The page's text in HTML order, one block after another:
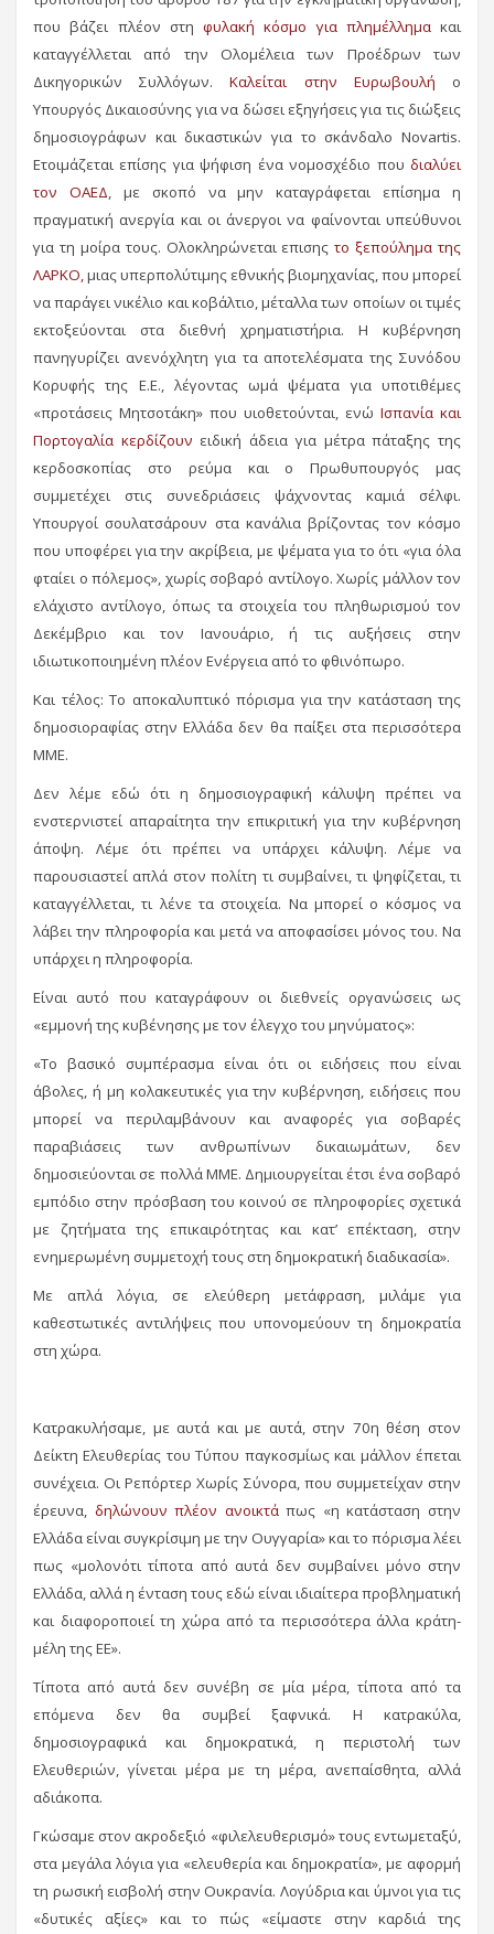
που βάζει πλέον στη φυλακή κόσμο για πλημέλλημακαι
καταγγέλλεται από την Ολομέλεια των Προέδρων των
Δικηγορικών Συλλόγων.Καλείται στην Ευρωβουλή ο
Υπουργός Δικαιοσύνης για να δώσει εξηγήσεις για τις διώξεις
δημοσιογράφων και δικαστικών για το σκάνδαλο Novartis.
Ετοιμάζεται επίσης για ψήφιση ένα νομοσχέδιο που διαλύει
τον ΟΑΕΔ, με σκοπό να μην καταγράφεται επίσημα η
πραγματική ανεργία και οι άνεργοι να φαίνονται υπεύθυνοι
για τη μοίρα τους. Ολοκληρώνεται επισηςτο ξεπούλημα της
ΛΑΡΚΟ,μιας υπερπολύτιμης εθνικής βιομηχανίας, που μπορεί
να παράγει νικέλιο και κοβάλτιο, μέταλλα των οποίων οι τιμές
εκτοξεύονται στα διεθνή χρηματιστήρια. Η κυβέρνηση
πανηγυρίζει ανενόχλητη για τα αποτελέσματα της Συνόδου
Κορυφής της Ε.Ε., λέγοντας ωμά ψέματα για υποτιθέμες
«προτάσεις Μητσοτάκη» που υιοθετούνται, ενώ Ισπανία και
Πορτογαλία κερδίζουν ειδική άδεια για μέτρα πάταξης της
κερδοσκοπίας στο ρεύμα και ο Πρωθυπουργός μας
συμμετέχει στις συνεδριάσεις ψάχνοντας καμιά σέλφι.
Υπουργοί σουλατσάρουν στα κανάλια βρίζοντας τον κόσμο
που υποφέρει για την ακρίβεια, με ψέματα για το ότι «για όλα
φταίει ο πόλεμος», χωρίς σοβαρό αντίλογο. Χωρίς μάλλον τον
ελάχιστο αντίλογο, όπως τα στοιχεία του πληθωρισμού τον
Δεκέμβριο και τον Ιανουάριο, ή τις αυξήσεις στην
ιδιωτικοποιημένη πλέον Ενέργεια από το φθινόπωρο.
Και τέλος: Το αποκαλυπτικό πόρισμα για την κατάσταση της
δημοσιοραφίας στην Ελλάδα δεν θα παίξει στα περισσότερα
ΜΜΕ.
Δεν λέμε εδώ ότι η δημοσιογραφική κάλυψη πρέπει να
ενστερνιστεί απαραίτητα την επικριτική για την κυβέρνηση
άποψη. Λέμε ότι πρέπει να υπάρχει κάλυψη. Λέμε να
παρουσιαστεί απλά στον πολίτη τι συμβαίνει, τι ψηφίζεται, τι
καταγγέλλεται, τι λένε τα στοιχεία. Να μπορεί ο κόσμος να
λάβει την πληροφορία και μετά να αποφασίσει μόνος του. Να
υπάρχει η πληροφορία.
Είναι αυτό που καταγράφουν οι διεθνείς οργανώσεις ως
«εμμονή της κυβένησης με τον έλεγχο του μηνύματος»:
«Το βασικό συμπέρασμα είναι ότι οι ειδήσεις που είναι
άβολες, ή μη κολακευτικές για την κυβέρνηση, ειδήσεις που
μπορεί να περιλαμβάνουν και αναφορές για σοβαρές
παραβιάσεις των ανθρωπίνων δικαιωμάτων, δεν
δημοσιεύονται σε πολλά ΜΜΕ. Δημιουργείται έτσι ένα σοβαρό
εμπόδιο στην πρόσβαση του κοινού σε πληροφορίες σχετικά
με ζητήματα της επικαιρότητας και κατ’ επέκταση, στην
ενημερωμένη συμμετοχή τους στη δημοκρατική διαδικασία».
Με απλά λόγια, σε ελεύθερη μετάφραση, μιλάμε για
καθεστωτικές αντιλήψεις που υπονομεύουν τη δημοκρατία
στη χώρα.
Κατρακυλήσαμε, με αυτά και με αυτά, στην 70η θέση στον
Δείκτη Ελευθερίας του Τύπου παγκοσμίως και μάλλον έπεται
συνέχεια. Οι Ρεπόρτερ Χωρίς Σύνορα, που συμμετείχαν στην
έρευνα, δηλώνουν πλέον ανοικτάπως «η κατάσταση στην
Ελλάδα είναι συγκρίσιμη με την Ουγγαρία» και το πόρισμα λέει
πως «μολονότι τίποτα από αυτά δεν συμβαίνει μόνο στην
Ελλάδα, αλλά η ένταση τους εδώ είναι ιδιαίτερα προβληματική
και διαφοροποιεί τη χώρα από τα περισσότερα άλλα κράτη-
μέλη της ΕΕ».
Τίποτα από αυτά δεν συνέβη σε μία μέρα, τίποτα από τα
επόμενα δεν θα συμβεί ξαφνικά. Η κατρακύλα,
δημοσιογραφικά και δημοκρατικά, η περιστολή των
Ελευθεριών, γίνεται μέρα με τη μέρα, ανεπαίσθητα, αλλά
αδιάκοπα.
Γκώσαμε στον ακροδεξιό «φιλελευθερισμό» τους εντωμεταξύ,
στα μεγάλα λόγια για «ελευθερία και δημοκρατία», με αφορμή
τη ρωσική εισβολή στην Ουκρανία. Λογύδρια και ύμνοι για τις
«δυτικές αξίες» και το πώς «είμαστε στην καρδιά της